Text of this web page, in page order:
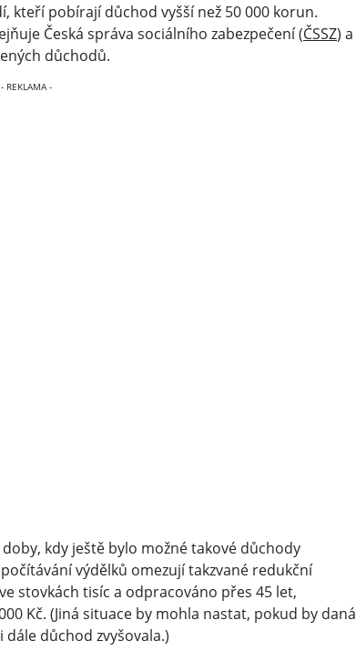
kteří pobírají důchod vyšší než 50 000 korun.
Česká správa sociálního zabezpečení (ČSSZ) a
důchodů.
kdy ještě bylo možné takové důchody
výdělků omezují takzvané redukční
stovkách tisíc a odpracováno přes 45 let,
Kč. (Jiná situace by mohla nastat, pokud by daná
důchod zvyšovala.)